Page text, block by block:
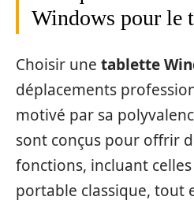
Windows pour le
Choisir une tablette
déplacements
motivé par sa
sont conçus pour offrir
fonctions, incluant
portable classique, tout